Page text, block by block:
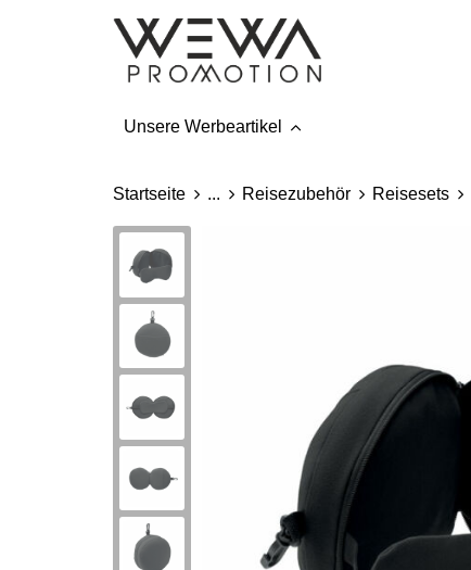
Unsere Werbeartikel
Startseite ... Reisezubehör Reisesets